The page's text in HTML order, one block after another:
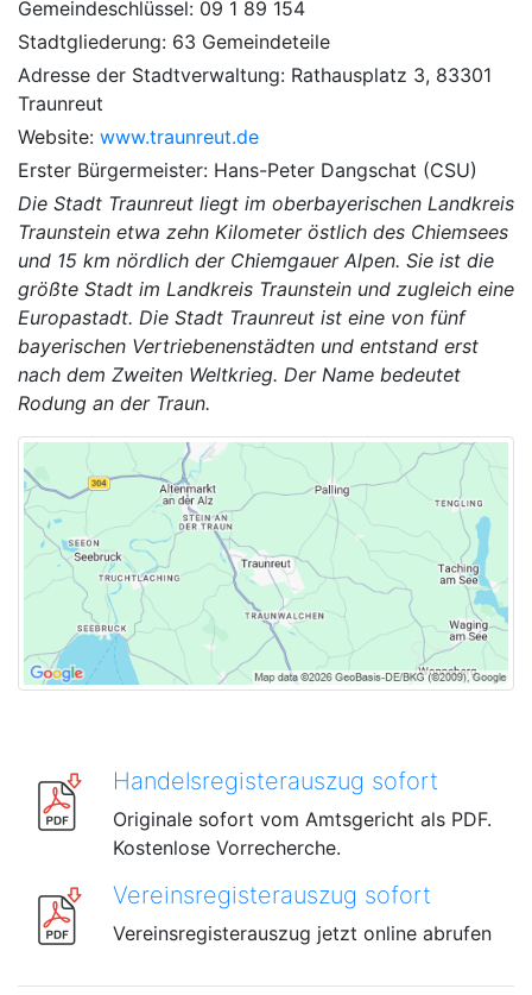
Gemeindeschlüssel: 09 1 89 154
Stadtgliederung: 63 Gemeindeteile
Adresse der Stadtverwaltung: Rathausplatz 3, 83301
Traunreut
Website: www.traunreut.de
Erster Bürgermeister: Hans-Peter Dangschat (CSU)
Die Stadt Traunreut liegt im oberbayerischen Landkreis
Traunstein etwa zehn Kilometer östlich des Chiemsees
und 15 km nördlich der Chiemgauer Alpen. Sie ist die
größte Stadt im Landkreis Traunstein und zugleich eine
Europastadt. Die Stadt Traunreut ist eine von fünf
bayerischen Vertriebenenstädten und entstand erst
nach dem Zweiten Weltkrieg. Der Name bedeutet
Rodung an der Traun.
Handelsregisterauszug sofort
Originale sofort vom Amtsgericht als PDF.
Kostenlose Vorrecherche.
Vereinsregisterauszug sofort
Vereinsregisterauszug jetzt online abrufen